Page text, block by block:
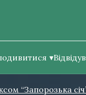
“Запорозька